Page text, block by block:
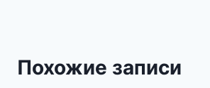
Похожие записи